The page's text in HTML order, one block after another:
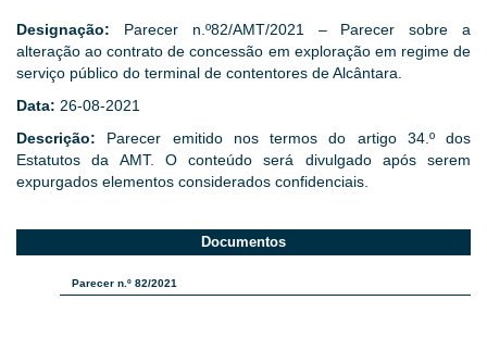
Designação: Parecer n.º82/AMT/2021 – Parecer sobre a
alteração ao contrato de concessão em exploração em regime de
serviço público do terminal de contentores de Alcântara.
Data: 26-08-2021
Descrição: Parecer emitido nos termos do artigo 34.º dos
Estatutos da AMT. O conteúdo será divulgado após serem
expurgados elementos considerados confidenciais.
Documentos​
Parecer n.º 82/2021